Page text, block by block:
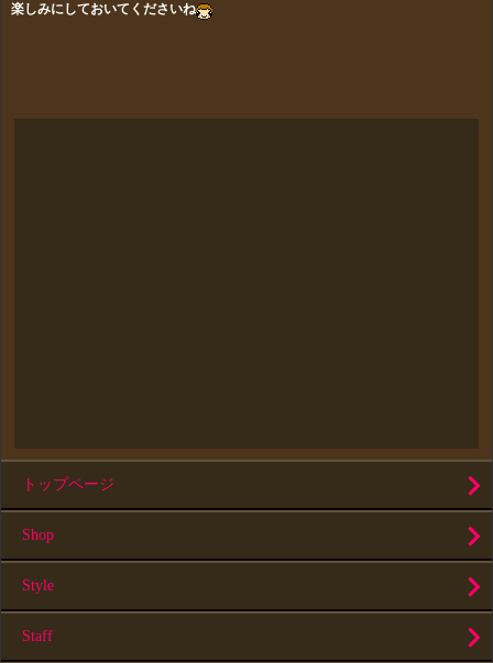
楽しみにしておいてくださいね
トップページ
Shop
Style
Staff